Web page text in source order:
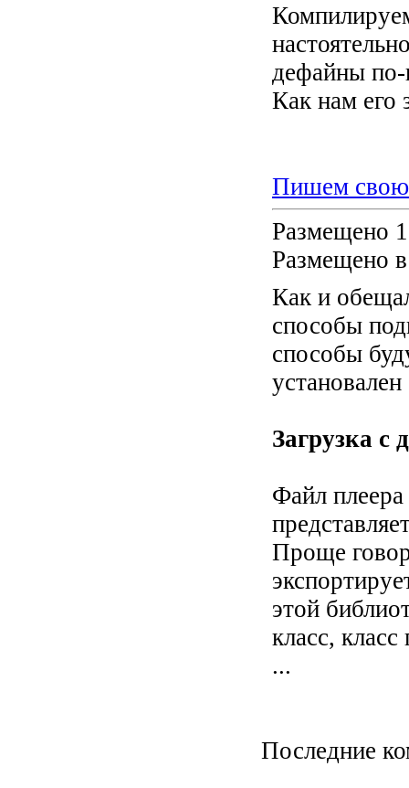
дефайны
Как нам его
Пишем свою
Размещено
Размещено в
Как и
способы
способы
Загрузка с
Файл
Проще
этой
класс, класс
...
Последние